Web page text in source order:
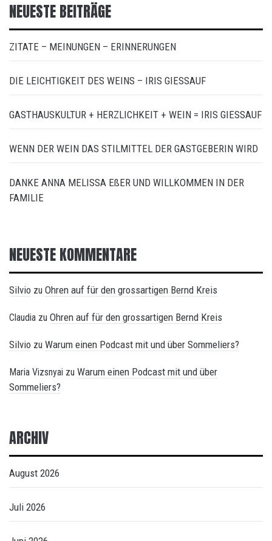
NEUESTE BEITRÄGE
ZITATE – MEINUNGEN – ERINNERUNGEN
DIE LEICHTIGKEIT DES WEINS – IRIS GIESSAUF
GASTHAUSKULTUR + HERZLICHKEIT + WEIN = IRIS GIESSAUF
WENN DER WEIN DAS STILMITTEL DER GASTGEBERIN WIRD
DANKE ANNA MELISSA EßER UND WILLKOMMEN IN DER
FAMILIE
NEUESTE KOMMENTARE
Silvio zu Ohren auf für den grossartigen Bernd Kreis
Claudia zu Ohren auf für den grossartigen Bernd Kreis
Silvio zu Warum einen Podcast mit und über Sommeliers?
Maria Vizsnyai zu Warum einen Podcast mit und über
Sommeliers?
ARCHIV
August 2026
Juli 2026